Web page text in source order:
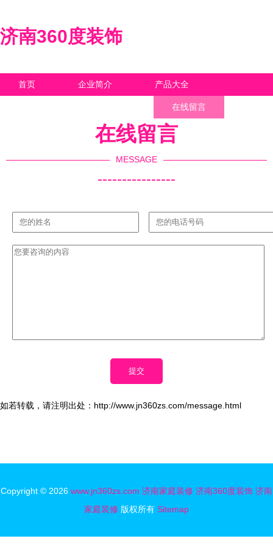
济南360度装饰
首页 企业简介 产品大全
在线留言
在线留言
MESSAGE
----------------
如若转载，请注明出处：http://www.jn360zs.com/message.html
Copyright © 2026 www.jn360zs.com 济南家庭装修 济南360度装饰 济南
家庭装修 版权所有 Sitemap